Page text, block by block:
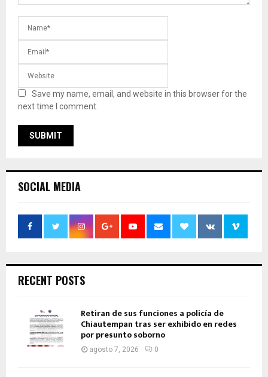
Save my name, email, and website in this browser for the
next time I comment.
SOCIAL MEDIA
RECENT POSTS
Retiran de sus funciones a policía de
Chiautempan tras ser exhibido en redes
por presunto soborno
agosto 7, 2026 0